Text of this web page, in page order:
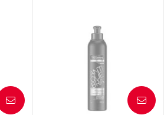
Laboratório
Por Menos
AVISE-ME